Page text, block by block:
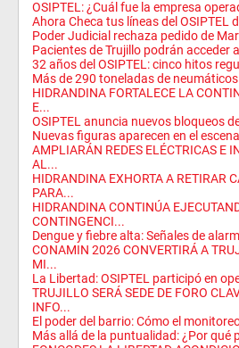
OSIPTEL: ¿Cuál fue la empresa
Ahora Checa tus líneas del OSIPTEL
Poder Judicial rechaza pedido de
Pacientes de Trujillo podrán acceder
32 años del OSIPTEL: cinco hitos
Más de 290 toneladas de
HIDRANDINA FORTALECE LA
E...
OSIPTEL anuncia nuevos bloqueos
Nuevas figuras aparecen en el
AMPLIARÁN REDES ELÉCTRICAS E
AL...
HIDRANDINA EXHORTA A RETIRAR
PARA...
HIDRANDINA CONTINÚA
CONTINGENCI...
Dengue y fiebre alta: Señales de
CONAMIN 2026 CONVERTIRÁ A
MI...
La Libertad: OSIPTEL participó en
TRUJILLO SERÁ SEDE DE FORO
INFO...
El poder del barrio: Cómo el
Más allá de la puntualidad: ¿Por qué